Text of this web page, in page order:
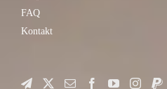
FAQ
Kontakt